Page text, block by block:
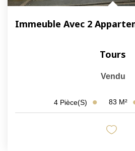
Tours
Vendu
4 Pièce(s) 83 M²